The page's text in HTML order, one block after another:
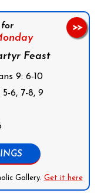
for
Feast
9: 6-10
5-6, 7-8, 9
Gallery. Get it here
>>